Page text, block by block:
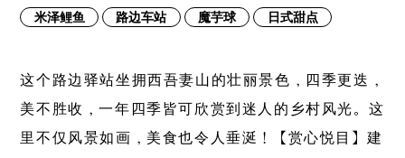
米泽鲤鱼
路边车站 魔芋球 日式甜点
这个路边驿站坐拥西吾妻山的壮丽景色，四季更迭，
美不胜收，一年四季皆可欣赏到迷人的乡村风光。这
里不仅风景如画，美食也令人垂涎！【赏心悦目】建